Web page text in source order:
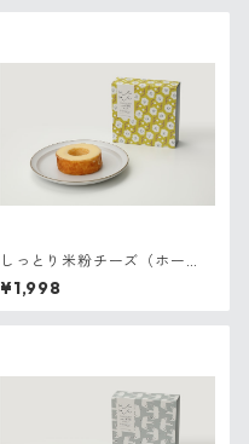
しっとり米粉チーズ（ホー
ル）
¥1,998